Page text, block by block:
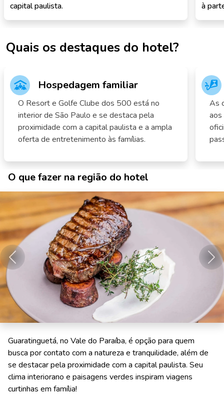
capital paulista.
à
Quais os destaques do hotel?
Hospedagem familiar
O Resort e Golfe Clube dos 500 está no
interior de São Paulo e se destaca pela
proximidade com a capital paulista e a ampla
oferta de entretenimento às famílias.
As
aos
O que fazer na região do hotel
Anterior
Guaratinguetá, no Vale do Paraíba, é opção para quem
busca por contato com a natureza e tranquilidade, além de
se destacar pela proximidade com a capital paulista. Seu
clima interiorano e paisagens verdes inspiram viagens
curtinhas em família!